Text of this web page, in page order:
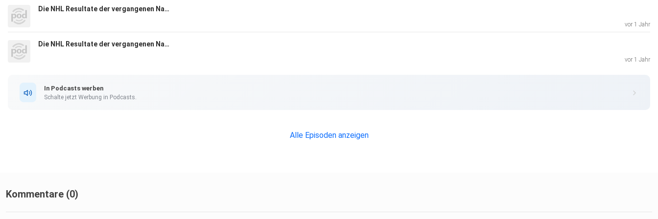
Die NHL Resultate der vergangenen Nacht (2025-06-26)
vor 1 Jahr
Die NHL Resultate der vergangenen Nacht (2025-06-25)
vor 1 Jahr
In Podcasts werben
Schalte jetzt Werbung in Podcasts.
Alle Episoden anzeigen
Kommentare (0)